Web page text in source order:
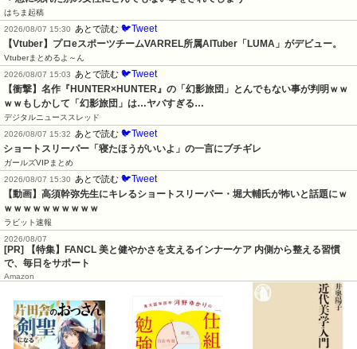
はちま起稿
2026/08/07 15:30
あとで読む 🐦Tweet
【Vtuber】プロeスポーツチームVARREL所属AITuber「LUMA」がデビュー。
Vtuberまとめるよ～ん
2026/08/07 15:03
あとで読む 🐦Tweet
【衝撃】名作『HUNTER×HUNTER』の「幻影旅団」とんでもない事が判明ｗｗ
ｗｗもしかして「幻影旅団」は…ヤバすぎる…
デジタルニューススレッド
2026/08/07 15:32
あとで読む 🐦Tweet
ショートスリーパー「寝たほうがいいよ」の一言にブチギレ
ガールズVIPまとめ
2026/08/07 15:30
あとで読む 🐦Tweet
【動画】高須幹弥先生にキレるショートスリーパー・堀大輔氏が怖いと話題にｗ
ｗｗｗｗｗｗｗｗｗｗ
ラビット速報
2026/08/07
[PR] 【特集】FANCL 美と健やかさを支えるインナーケア 内側から整える習慣
で、毎日をサポート
Amazon